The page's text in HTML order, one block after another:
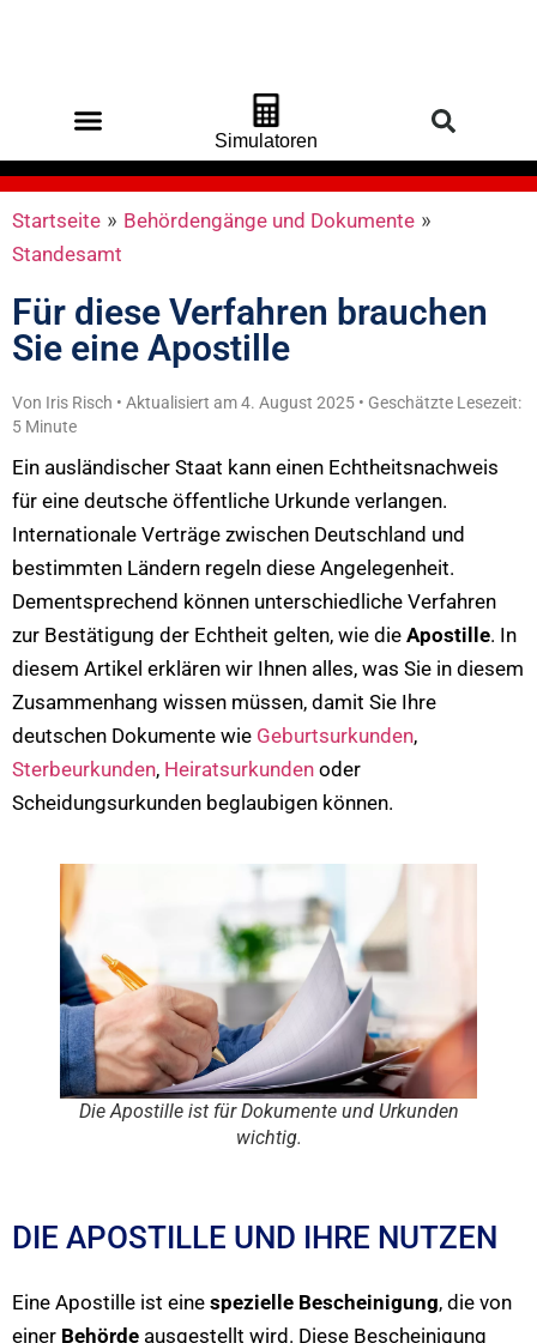
Simulatoren
Startseite » Behördengänge und Dokumente »
Standesamt
Für diese Verfahren brauchen
Sie eine Apostille
Von Iris Risch • Aktualisiert am 4. August 2025 • Geschätzte Lesezeit:
5 Minute
Ein ausländischer Staat kann einen Echtheitsnachweis
für eine deutsche öffentliche Urkunde verlangen.
Internationale Verträge zwischen Deutschland und
bestimmten Ländern regeln diese Angelegenheit.
Dementsprechend können unterschiedliche Verfahren
zur Bestätigung der Echtheit gelten, wie die Apostille. In
diesem Artikel erklären wir Ihnen alles, was Sie in diesem
Zusammenhang wissen müssen, damit Sie Ihre
deutschen Dokumente wie Geburtsurkunden,
Sterbeurkunden, Heiratsurkunden oder
Scheidungsurkunden beglaubigen können.
Die Apostille ist für Dokumente und Urkunden
wichtig.
DIE APOSTILLE UND IHRE NUTZEN
Eine Apostille ist eine spezielle Bescheinigung, die von
einer Behörde ausgestellt wird. Diese Bescheinigung